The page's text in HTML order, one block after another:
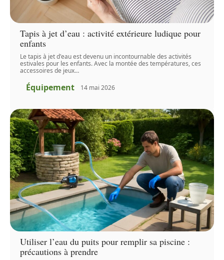
Tapis à jet d’eau : activité extérieure ludique pour
enfants
Le tapis à jet d'eau est devenu un incontournable des activités
estivales pour les enfants. Avec la montée des températures, ces
accessoires de jeux…
Équipement 14 mai 2026
Utiliser l’eau du puits pour remplir sa piscine :
précautions à prendre